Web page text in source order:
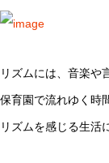
リズムには、音楽や
保育園で流れゆく時
リズムを感じる生活